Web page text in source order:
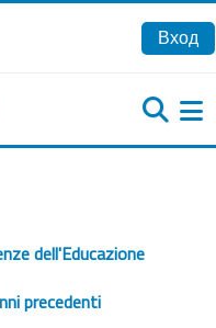
Вход
dell'Educazione
precedenti